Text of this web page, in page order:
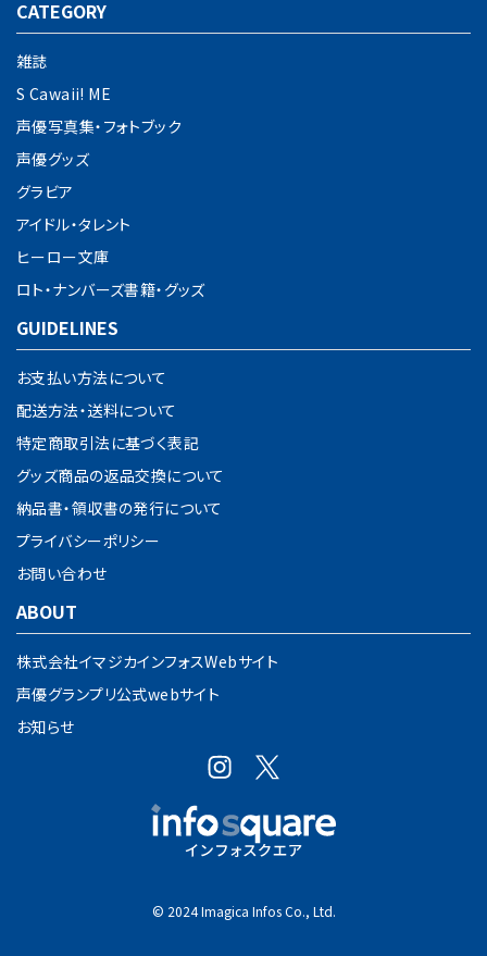
CATEGORY
雑誌
S Cawaii! ME
声優写真集・フォトブック
声優グッズ
グラビア
アイドル・タレント
ヒーロー文庫
ロト・ナンバーズ書籍・グッズ
GUIDELINES
お支払い方法について
配送方法・送料について
特定商取引法に基づく表記
グッズ商品の返品交換について
納品書・領収書の発行について
プライバシーポリシー
お問い合わせ
ABOUT
株式会社イマジカインフォスWebサイト
声優グランプリ公式webサイト
お知らせ
© 2024 Imagica Infos Co., Ltd.